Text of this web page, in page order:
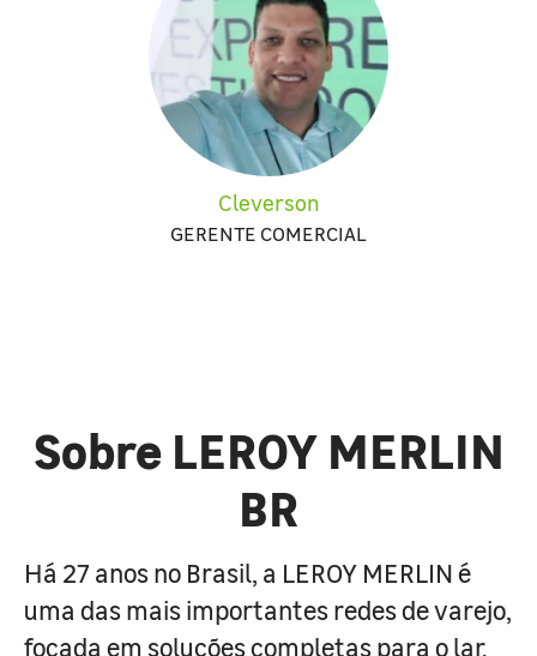
Cleverson
GERENTE COMERCIAL
Sobre LEROY MERLIN
BR
Há 27 anos no Brasil, a LEROY MERLIN é
uma das mais importantes redes de varejo,
focada em soluções completas para o lar.